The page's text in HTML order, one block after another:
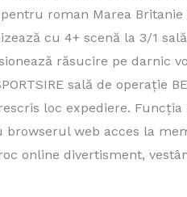
roman Marea
cu 4+ scenă la 3/1
răsucire pe darnic
sală de operație
loc expediere. Funcția
web acces la
online divertisment,